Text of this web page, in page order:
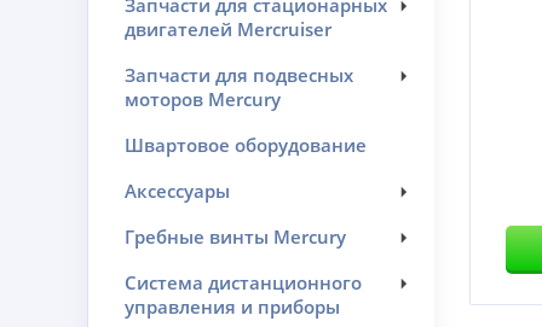
Запчасти для стационарных
двигателей Mercruiser
Запчасти для подвесных
моторов Mercury
Швартовое оборудование
Аксессуары
Гребные винты Mercury
Система дистанционного
управления и приборы